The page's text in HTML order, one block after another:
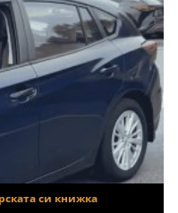
си книжка